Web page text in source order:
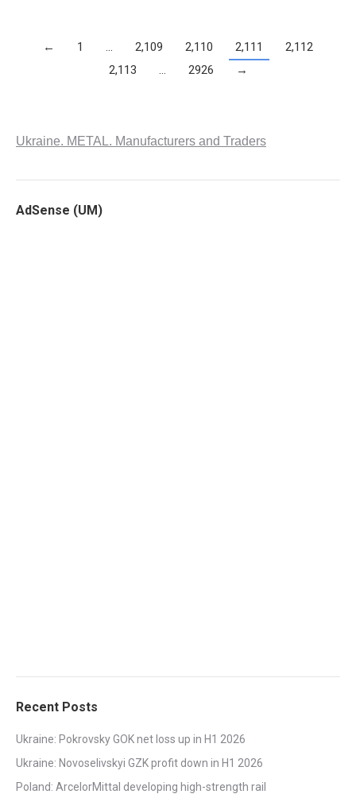
← 1 … 2,109 2,110 2,111
2,112
2,113
… 2926 →
Ukraine. METAL. Manufacturers and Traders
AdSense (UM)
Recent Posts
Ukraine: Pokrovsky GOK net loss up in H1 2026
Ukraine: Novoselivskyi GZK profit down in H1 2026
Poland: ArcelorMittal developing high-strength rail